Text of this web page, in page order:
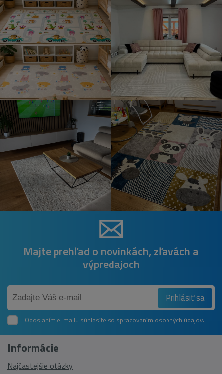
Majte prehľad o novinkách, zľavách a
výpredajoch
Prihlásiť sa
Odoslaním e-mailu súhlasíte so spracovaním osobných údajov.
Informácie
Najčastejšie otázky